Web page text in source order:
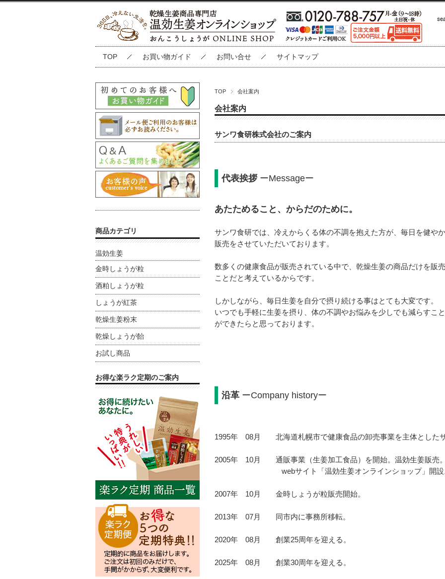
TOP お買い物ガイド お問い合せ サイトマップ
TOP 会社案内
会社案内
サンワ食研株式会社のご案内
代表挨拶 ーMessageー
あたためること、からだのために。
サンワ食研では、冷えからくる体の不調を抱えた方が、毎日を健や
販売をさせていただいております。
数多くの健康食品が販売されている中で、乾燥生姜の商品だけを販
ことだと考えているからです。
しかしながら、毎日生姜を自分で摂り続ける事はとても大変です。
いつでも手軽に生姜を摂り、体の不調やお悩みを少しでも減らすこ
ができたらと思っております。
沿革 ーCompany historyー
1995年 08月 北海道札幌市で健康食品の卸売事業を主体とした
2005年 10月 通販事業（生姜加工食品）を開始。温効生姜販売
webサイト「温効生姜オンラインショップ」開設
2007年 10月 金時しょうが粒販売開始。
2013年 07月 同市内に事務所移転。
2020年 08月 創業25周年を迎える。
2025年 08月 創業30周年を迎える。
商品カテゴリ
温効生姜
金時しょうが粒
酒粕しょうが粒
しょうが紅茶
乾燥生姜粉末
乾燥しょうが飴
お試し商品
お得な楽ラク定期のご案内